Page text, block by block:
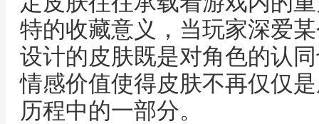
特的收藏意义，当玩家深爱
设计的皮肤既是对角色的认
情感价值使得皮肤不再仅仅
历程中的一部分。